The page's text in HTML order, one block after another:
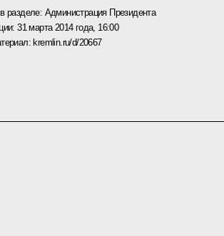
разделе: Администрация Президента
31 марта 2014 года, 16:00
kremlin.ru/d/20667